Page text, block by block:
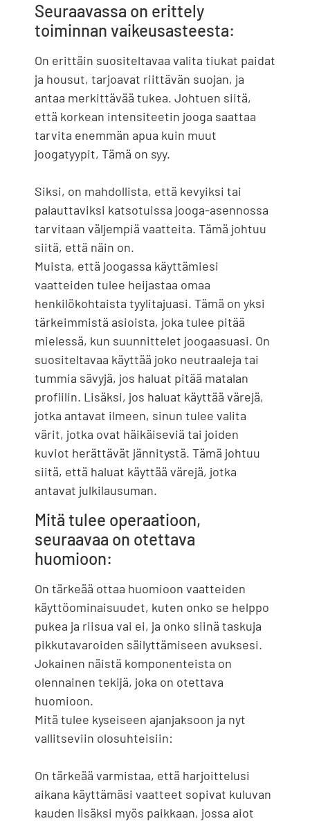
Seuraavassa on erittely
toiminnan vaikeusasteesta:
On erittäin suositeltavaa valita tiukat paidat
ja housut, tarjoavat riittävän suojan, ja
antaa merkittävää tukea. Johtuen siitä,
että korkean intensiteetin jooga saattaa
tarvita enemmän apua kuin muut
joogatyypit, Tämä on syy.
Siksi, on mahdollista, että kevyiksi tai
palauttaviksi katsotuissa jooga-asennossa
tarvitaan väljempiä vaatteita. Tämä johtuu
siitä, että näin on.
Muista, että joogassa käyttämiesi
vaatteiden tulee heijastaa omaa
henkilökohtaista tyylitajuasi. Tämä on yksi
tärkeimmistä asioista, joka tulee pitää
mielessä, kun suunnittelet joogaasuasi. On
suositeltavaa käyttää joko neutraaleja tai
tummia sävyjä, jos haluat pitää matalan
profiilin. Lisäksi, jos haluat käyttää värejä,
jotka antavat ilmeen, sinun tulee valita
värit, jotka ovat häikäiseviä tai joiden
kuviot herättävät jännitystä. Tämä johtuu
siitä, että haluat käyttää värejä, jotka
antavat julkilausuman.
Mitä tulee operaatioon,
seuraavaa on otettava
huomioon:
On tärkeää ottaa huomioon vaatteiden
käyttöominaisuudet, kuten onko se helppo
pukea ja riisua vai ei, ja onko siinä taskuja
pikkutavaroiden säilyttämiseen avuksesi.
Jokainen näistä komponenteista on
olennainen tekijä, joka on otettava
huomioon.
Mitä tulee kyseiseen ajanjaksoon ja nyt
vallitseviin olosuhteisiin:
On tärkeää varmistaa, että harjoittelusi
aikana käyttämäsi vaatteet sopivat kuluvan
kauden lisäksi myös paikkaan, jossa aiot